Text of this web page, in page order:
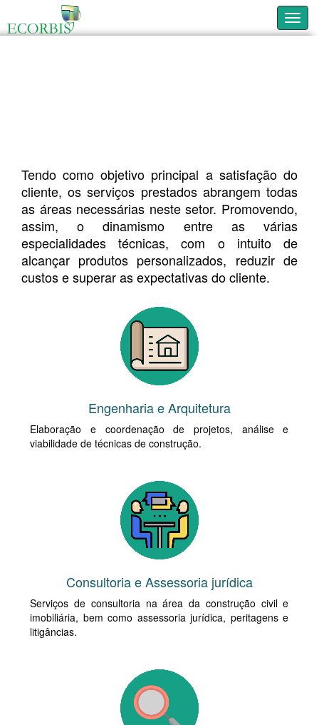
Tendo como objetivo principal a satisfação do
cliente, os serviços prestados abrangem todas
as áreas necessárias neste setor. Promovendo,
assim, o dinamismo entre as várias
especialidades técnicas, com o intuito de
alcançar produtos personalizados, reduzir de
custos e superar as expectativas do cliente.
Engenharia e Arquitetura
Elaboração e coordenação de projetos, análise e
viabilidade de técnicas de construção.
Consultoria e Assessoria jurídica
Serviços de consultoria na área da construção civil e
imobiliária, bem como assessoria jurídica, peritagens e
litigâncias.